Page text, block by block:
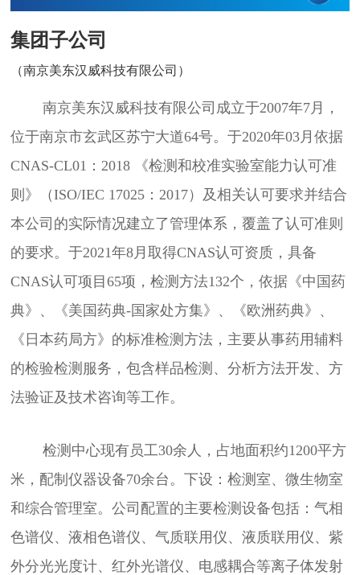
集团子公司
（南京美东汉威科技有限公司）
南京美东汉威科技有限公司成立于2007年7月，
位于南京市玄武区苏宁大道64号。于2020年03月依据
CNAS-CL01：2018 《检测和校准实验室能力认可准
则》（ISO/IEC 17025：2017）及相关认可要求并结合
本公司的实际情况建立了管理体系，覆盖了认可准则
的要求。于2021年8月取得CNAS认可资质，具备
CNAS认可项目65项，检测方法132个，依据《中国药
典》、《美国药典-国家处方集》、《欧洲药典》、
《日本药局方》的标准检测方法，主要从事药用辅料
的检验检测服务，包含样品检测、分析方法开发、方
法验证及技术咨询等工作。
检测中心现有员工30余人，占地面积约1200平方
米，配制仪器设备70余台。下设：检测室、微生物室
和综合管理室。公司配置的主要检测设备包括：气相
色谱仪、液相色谱仪、气质联用仪、液质联用仪、紫
外分光光度计、红外光谱仪、电感耦合等离子体发射